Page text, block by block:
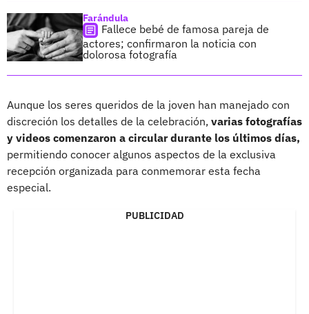
Farándula
Fallece bebé de famosa pareja de
actores; confirmaron la noticia con
dolorosa fotografía
Aunque los seres queridos de la joven han manejado con
discreción los detalles de la celebración, varias fotografías
y videos comenzaron a circular durante los últimos días,
permitiendo conocer algunos aspectos de la exclusiva
recepción organizada para conmemorar esta fecha
especial.
PUBLICIDAD